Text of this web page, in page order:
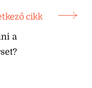
cikk
a